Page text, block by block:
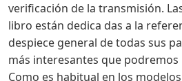
verificación de la transmisión.
libro están dedica das a la
despiece general de todas sus
más interesantes que
Como es habitual en los